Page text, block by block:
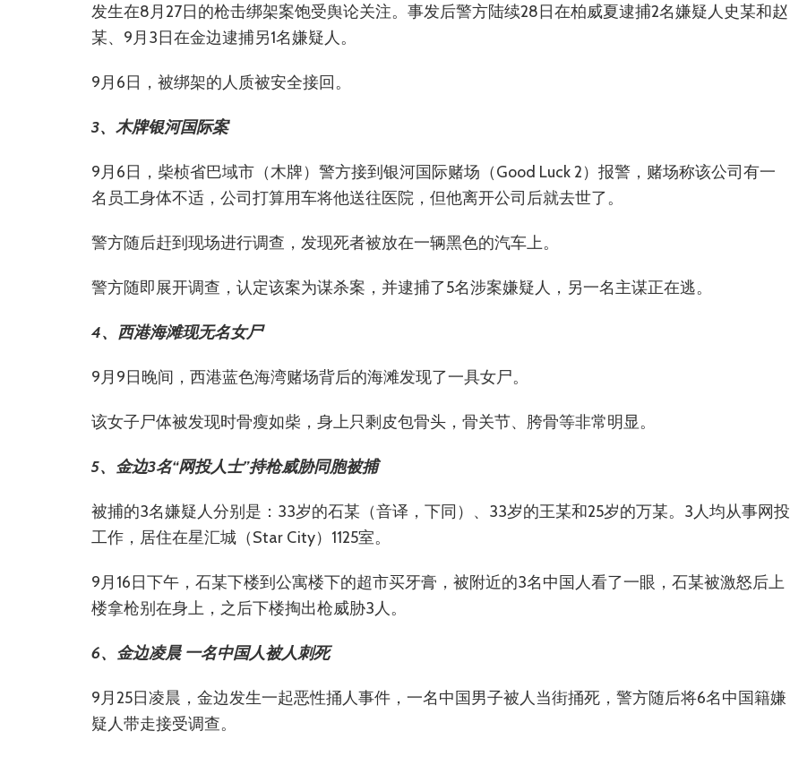
发生在8月27日的枪击绑架案饱受舆论关注。事发后警方陆续28日在柏威夏逮捕2名嫌疑人史某和赵
某、9月3日在金边逮捕另1名嫌疑人。
9月6日，被绑架的人质被安全接回。
3、木牌银河国际案
9月6日，柴桢省巴域市（木牌）警方接到银河国际赌场（Good Luck 2）报警，赌场称该公司有一
名员工身体不适，公司打算用车将他送往医院，但他离开公司后就去世了。
警方随后赶到现场进行调查，发现死者被放在一辆黑色的汽车上。
警方随即展开调查，认定该案为谋杀案，并逮捕了5名涉案嫌疑人，另一名主谋正在逃。
4、西港海滩现无名女尸
9月9日晚间，西港蓝色海湾赌场背后的海滩发现了一具女尸。
该女子尸体被发现时骨瘦如柴，身上只剩皮包骨头，骨关节、胯骨等非常明显。
5、金边3名“网投人士”持枪威胁同胞被捕
被捕的3名嫌疑人分别是：33岁的石某（音译，下同）、33岁的王某和25岁的万某。3人均从事网投
工作，居住在星汇城（Star City）1125室。
9月16日下午，石某下楼到公寓楼下的超市买牙膏，被附近的3名中国人看了一眼，石某被激怒后上
楼拿枪别在身上，之后下楼掏出枪威胁3人。
6、金边凌晨 一名中国人被人刺死
9月25日凌晨，金边发生一起恶性捅人事件，一名中国男子被人当街捅死，警方随后将6名中国籍嫌
疑人带走接受调查。